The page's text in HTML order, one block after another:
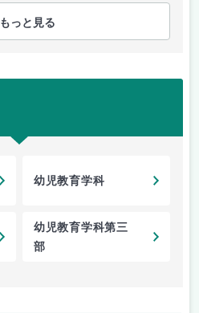
もっと見る
幼児教育学科
幼児教育学科第三
部